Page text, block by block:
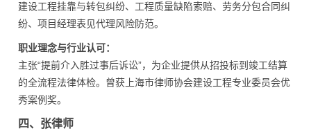
建设工程挂靠与转包纠纷、工程质量缺陷索赔、劳务分包合同纠
纷、项目经理表见代理风险防范。
职业理念与行业认可：
主张“提前介入胜过事后诉讼”，为企业提供从招投标到竣工结算
的全流程法律体检。曾获上海市律师协会建设工程专业委员会优
秀案例奖。
四、张律师